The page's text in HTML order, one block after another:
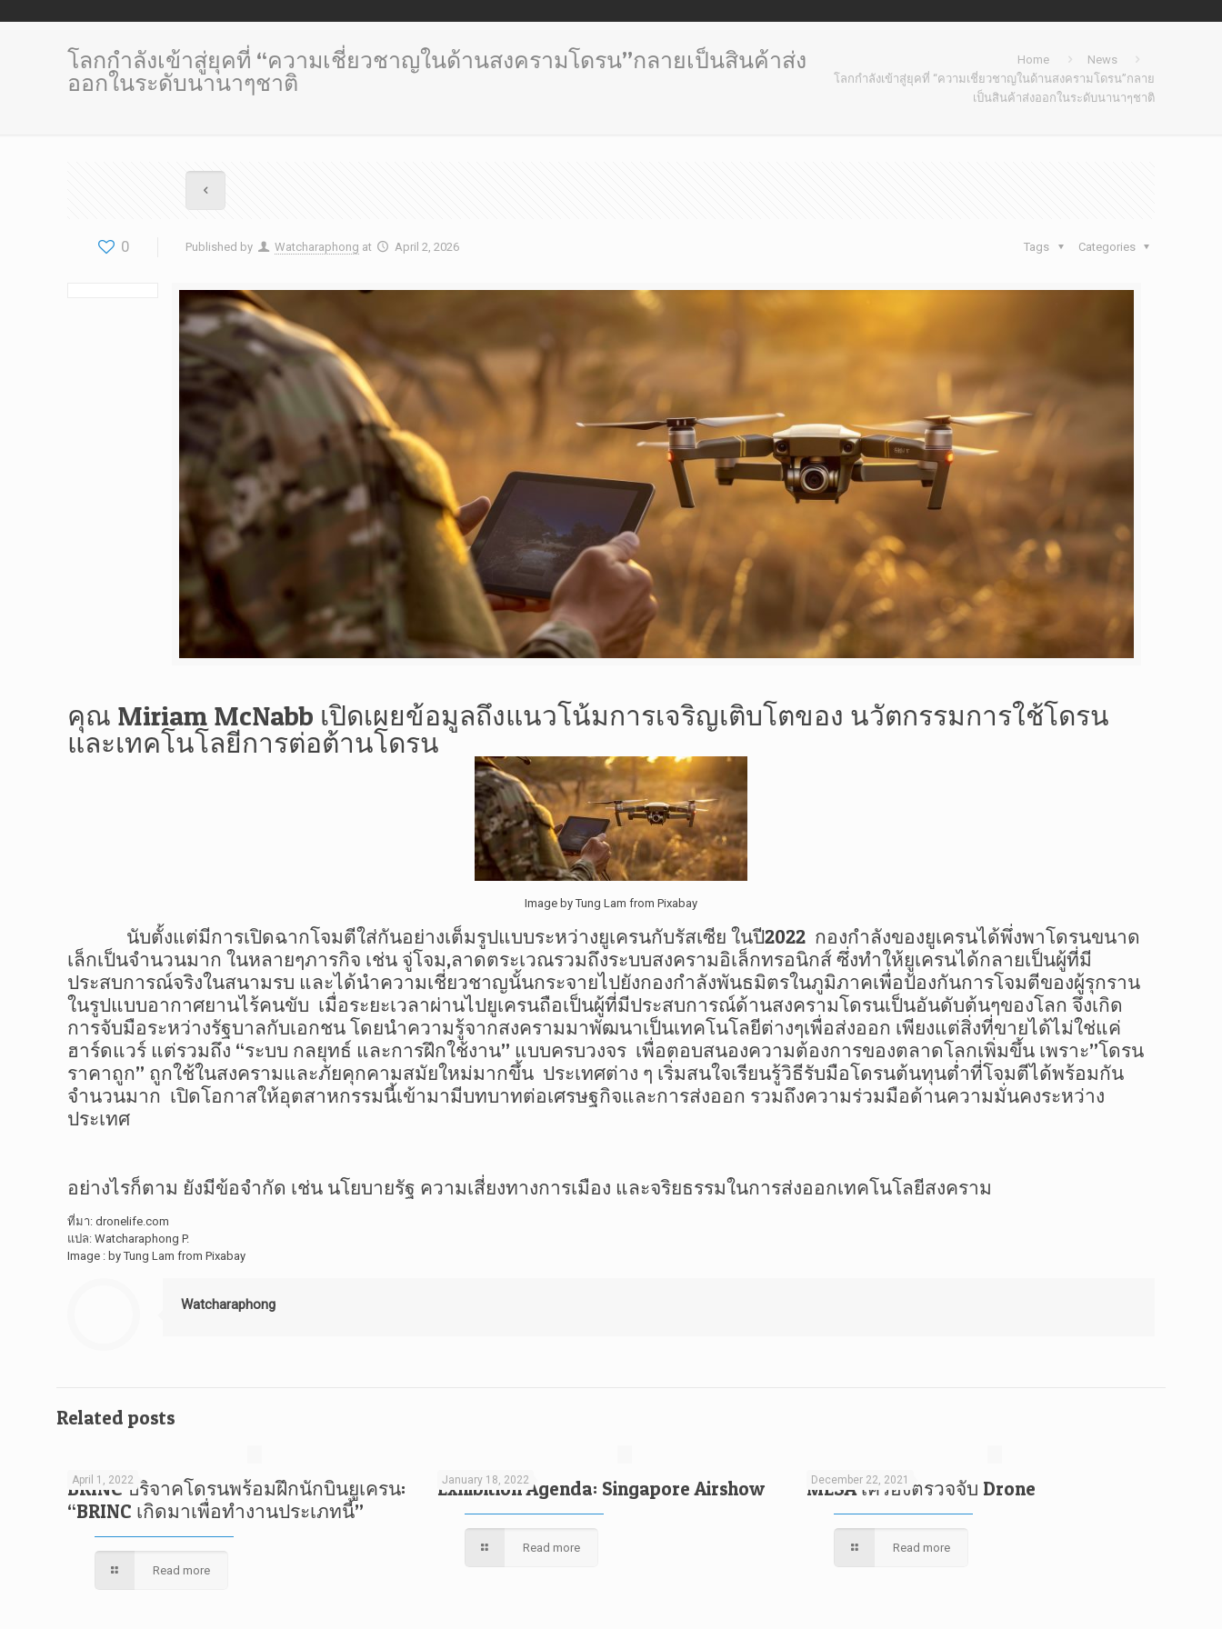
โลกกำลังเข้าสู่ยุคที่ “ความเชี่ยวชาญในด้านสงครามโดรน”กลายเป็นสินค้าส่ง
ออกในระดับนานาๆชาติ
Home
News
โลกกำลังเข้าสู่ยุคที่ “ความเชี่ยวชาญในด้านสงครามโดรน”กลาย
เป็นสินค้าส่งออกในระดับนานาๆชาติ
0 Published by Watcharaphong at April 2, 2026 Categories
Tags
คุณ Miriam McNabb เปิดเผยข้อมูลถึงแนวโน้มการเจริญเติบโตของ นวัตกรรมการใช้โดรน
และเทคโนโลยีการต่อต้านโดรน
Image by Tung Lam from Pixabay
นับตั้งแต่มีการเปิดฉากโจมตีใส่กันอย่างเต็มรูปแบบระหว่างยูเครนกับรัสเซีย ในปี2022 กองกำลังของยูเครนได้พึ่งพาโดรนขนาด
เล็กเป็นจำนวนมาก ในหลายๆภารกิจ เช่น จู่โจม,ลาดตระเวณรวมถึงระบบสงครามอิเล็กทรอนิกส์ ซึ่งทำให้ยูเครนได้กลายเป็นผู้ที่มี
ประสบการณ์จริงในสนามรบ และได้นำความเชี่ยวชาญนั้นกระจายไปยังกองกำลังพันธมิตรในภูมิภาคเพื่อป้องกันการโจมตีของผู้รุกราน
ในรูปแบบอากาศยานไร้คนขับ เมื่อระยะเวลาผ่านไปยูเครนถือเป็นผู้ที่มีประสบการณ์ด้านสงครามโดรนเป็นอันดับต้นๆของโลก จึงเกิด
การจับมือระหว่างรัฐบาลกับเอกชน โดยนำความรู้จากสงครามมาพัฒนาเป็นเทคโนโลยีต่างๆเพื่อส่งออก เพียงแต่สิ่งที่ขายได้ไม่ใช่แค่
ฮาร์ดแวร์ แต่รวมถึง “ระบบ กลยุทธ์ และการฝึกใช้งาน” แบบครบวงจร เพื่อตอบสนองความต้องการของตลาดโลกเพิ่มขึ้น เพราะ”โดรน
ราคาถูก” ถูกใช้ในสงครามและภัยคุกคามสมัยใหม่มากขึ้น ประเทศต่าง ๆ เริ่มสนใจเรียนรู้วิธีรับมือโดรนต้นทุนต่ำที่โจมตีได้พร้อมกัน
จำนวนมาก เปิดโอกาสให้อุตสาหกรรมนี้เข้ามามีบทบาทต่อเศรษฐกิจและการส่งออก รวมถึงความร่วมมือด้านความมั่นคงระหว่าง
ประเทศ
อย่างไรก็ตาม ยังมีข้อจำกัด เช่น นโยบายรัฐ ความเสี่ยงทางการเมือง และจริยธรรมในการส่งออกเทคโนโลยีสงคราม
ที่มา: dronelife.com
แปล: Watcharaphong P.
Image : by Tung Lam from Pixabay
Watcharaphong
Related posts
April 1, 2022
BRINC บริจาคโดรนพร้อมฝึกนักบินยูเครน:
“BRINC เกิดมาเพื่อทำงานประเภทนี้”
Read more
January 18, 2022
Exhibition Agenda: Singapore Airshow
Read more
December 22, 2021
MESA เครื่องตรวจจับ Drone
Read more